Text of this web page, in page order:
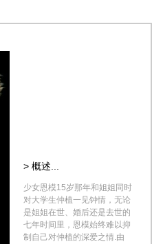
> 概述...
少女恩模15岁那年和姐姐同时
对大学生仲植一见钟情，无论
是姐姐在世、婚后还是去世的
七年时间里，恩模始终难以抑
制自己对仲植的深爱之情.由